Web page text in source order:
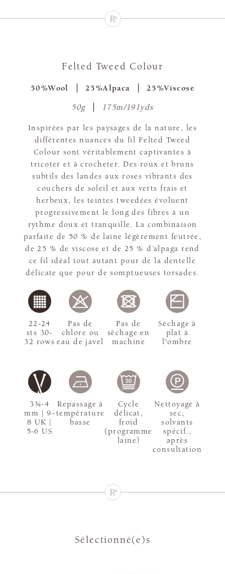
Felted Tweed Colour
50%Wool 25%Alpaca 25%Viscose
50g 175m/191yds
Inspirées par les paysages de la nature, les
différentes nuances du fil Felted Tweed
Colour sont véritablement captivantes à
tricoter et à crocheter. Des roux et bruns
subtils des landes aux roses vibrants des
couchers de soleil et aux verts frais et
herbeux, les teintes tweedées évoluent
progressivement le long des fibres à un
rythme doux et tranquille. La combinaison
parfaite de 50 % de laine légèrement feutrée,
de 25 % de viscose et de 25 % d’alpaga rend
ce fil idéal tout autant pour de la dentelle
délicate que pour de somptueuses torsades.
3¾-4
mm | 9-
8 UK |
5-6 US
22-24
sts 30-
32 rows
Pas de
chlore ou
eau de javel
Pas de
sèchage en
machine
Séchage à
plat à
l'ombre
Repassage à
température
basse
Cycle
délicat,
froid
(programme
laine)
Nettoyage à
sec,
solvants
spécif.,
après
consultation
Sélectionné(e)s